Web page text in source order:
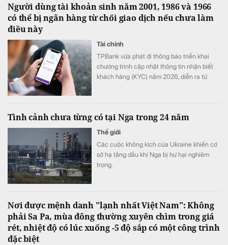
Người dùng tài khoản sinh năm 2001, 1986 và 1966
có thể bị ngân hàng từ chối giao dịch nếu chưa làm
điều này
Tài chính
TPBank vừa phát đi thông báo triển khai
chương trình cập nhật thông tin nhận biết
khách hàng (KYC) năm 2026, diễn ra từ
Tình cảnh chưa từng có tại Nga trong 24 năm
Thế giới
Các cuộc không kích của Ukraine khiến cơ
sở hạ tầng dầu khí Nga bị hư hại nghiêm
trọng.
Nơi được mệnh danh "lạnh nhất Việt Nam": Không
phải Sa Pa, mùa đông thường xuyên chìm trong giá
rét, nhiệt độ có lúc xuống -5 độ sắp có một công trình
đặc biệt